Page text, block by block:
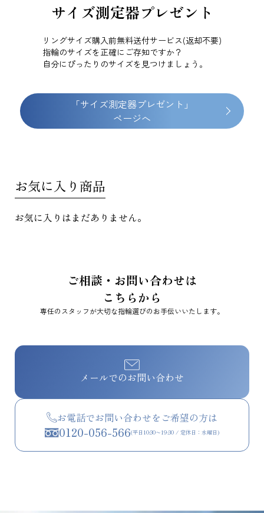
サイズ測定器プレゼント
リングサイズ購入前無料送付サービス(返却不要)
指輪のサイズを正確にご存知ですか？
自分にぴったりのサイズを見つけましょう。
「サイズ測定器プレゼント」
ページへ
お気に入り商品
お気に入りはまだありません。
ご相談・お問い合わせは
こちらから
専任のスタッフが大切な指輪選びのお手伝いいたします。
メールでのお問い合わせ
お電話でお問い合わせをご希望の方は
0120-056-566(平日10:30〜19:30 / 定休日：水曜日)